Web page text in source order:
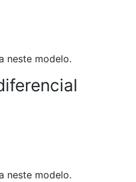
neste modelo.
neste modelo.